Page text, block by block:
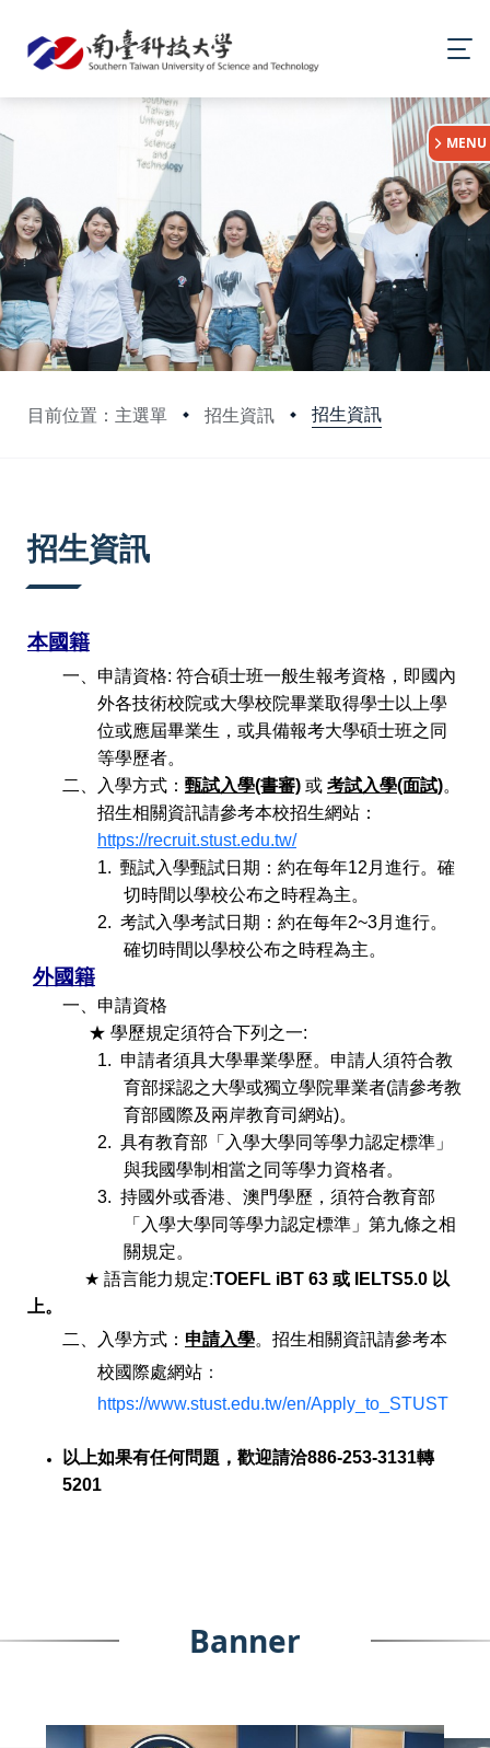
目前位置：主選單 招生資訊 招生資訊
:::
MENU
招生資訊
本國籍
一、申請資格: 符合碩士班一般生報考資格，即國內
外各技術校院或大學校院畢業取得學士以上學
位或應屆畢業生，或具備報考大學碩士班之同
等學歷者。
二、
入學方式： 甄試入學(書審) 或 考試入學(面試)。
招生相關資訊請參考本校招生網站：
https://recruit.stust.edu.tw/
1. 甄試入學甄試日期：約在每年12 月進行。確
切時間以學校公布之時程為主。
2. 考試入學考試日期：約在每年2~3月進行。
確切時間以學校公布之時程為主。
外國籍
一、申請資格
★ 學歷規定須符合下列之一:
1. 申請者須具大學畢業學歷。 申請人須符合教
育部採認之大學或獨立學院畢業者(請參考教
育部國際及兩岸教育司網站)。
2. 具有教育部「入學大學同等學力認定標準」
與我國學制相當之同等學力資格者。
3. 持國外或香港、澳門學歷，須符合教育部
「入學大學同等學力認定標準」第九條之相
關規定。
★ 語言能力規定:TOEFL iBT 63 或 IELTS5.0 以
上。
二、
入學方式： 申請入學。 招生相關資訊請參考本
校國際處網站 ：
https://www.stust.edu.tw/en/Apply_to_STUST
以上如果有任何問題，歡迎請洽886-253-3131轉
5201
Banner